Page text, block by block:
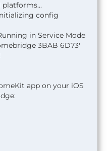
platforms...
Initializing config
in Service Mode
3BAB 6D73'
app on your iOS